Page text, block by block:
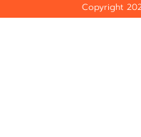
Copyright